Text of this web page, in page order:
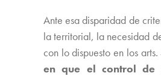
Ante esa disparidad de
la territorial, la necesidad
con lo dispuesto en los
en que el control de